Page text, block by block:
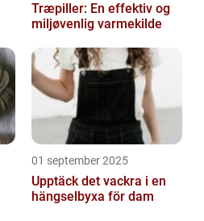
Træpiller: En effektiv og
miljøvenlig varmekilde
01 september 2025
Upptäck det vackra i en
hängselbyxa för dam